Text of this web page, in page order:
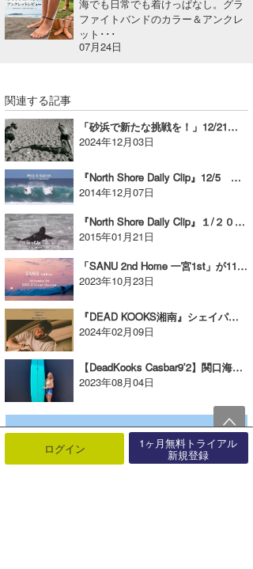
海でも日常でも着けっぱなし。グラ
ファイトバンドのカラー＆アンクレ
ット･･･
07月24日
関連する記事
「砂浜で新たな挑戦を！」12/21（土）ビーチスプリント参加者募集中！【AD】
2024年12月03日
『North Shore Daily Clip』12/5 ミック＆ガブリエル＠パイプ／バックドア
2014年12月07日
『North Shore Daily Clip』１/２０、パイプセッション！
2015年01月21日
「SANU 2nd Home 一宮1st」が11月に開業決定！【AD】
2023年10月23日
『DEAD KOOKS湘南』シェイパーのEden Saulが来日イベントを開催！【AD】
2024年02月09日
【DeadKooks Casbar9’2】関口海璃プロが魅せる湘南クルージング！
2023年08月04日
ログイン 1ヶ月無料トライアル
新規登録